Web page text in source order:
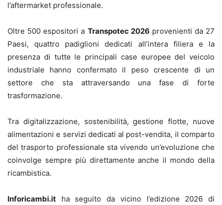
l’aftermarket professionale.
Oltre 500 espositori a Transpotec 2026 provenienti da 27
Paesi, quattro padiglioni dedicati all’intera filiera e la
presenza di tutte le principali case europee del veicolo
industriale hanno confermato il peso crescente di un
settore che sta attraversando una fase di forte
trasformazione.
Tra digitalizzazione, sostenibilità, gestione flotte, nuove
alimentazioni e servizi dedicati al post-vendita, il comparto
del trasporto professionale sta vivendo un’evoluzione che
coinvolge sempre più direttamente anche il mondo della
ricambistica.
Inforicambi.it ha seguito da vicino l’edizione 2026 di